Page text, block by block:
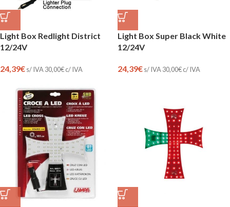
Light Box Redlight District
12/24V
24,39€s/ IVA 30,00€c/ IVA
Light Box Super Black White
12/24V
24,39€s/ IVA 30,00€c/ IVA